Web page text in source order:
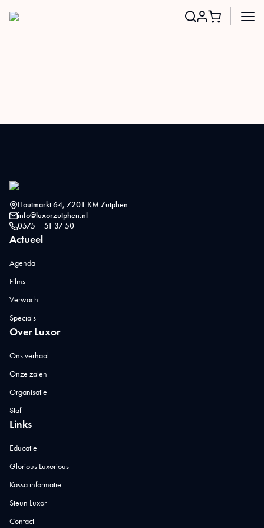
Houtmarkt 64, 7201 KM Zutphen
info@luxorzutphen.nl
0575 – 51 37 50
Actueel
Agenda
Films
Verwacht
Specials
Over Luxor
Ons verhaal
Onze zalen
Organisatie
Staf
Links
Educatie
Glorious Luxorious
Kassa informatie
Steun Luxor
Contact